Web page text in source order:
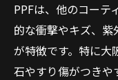
PPFは、他のコーテ
的な衝撃やキズ、
が特徴です。特に大
石やすり傷がつきや